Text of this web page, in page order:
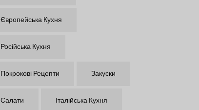
Європейська Кухня
Російська Кухня
Покрокові Рецепти Закуски
Салати Італійська Кухня